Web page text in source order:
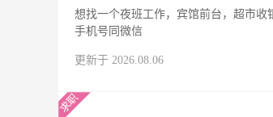
想找一个夜班工作，宾馆前台，超市收
手机号同微信
更新于 2026.08.06